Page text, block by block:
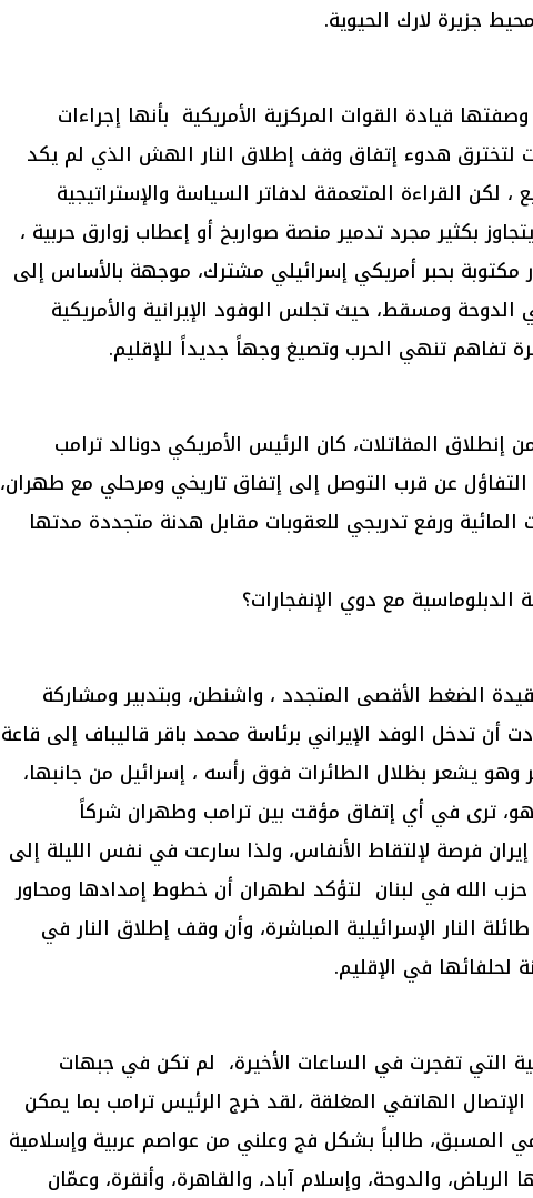
جزيرة لارك الحيوية.
قيادة القوات المركزية الأمريكية بأنها إجراءات
لتخترق هدوء إتفاق وقف إطلاق النار الهش الذي لم يكد
لكن القراءة المتعمقة لدفاتر السياسة والإستراتيجية
بكثير مجرد تدمير منصة صواريخ أو إعطاب زوارق حربية ،
مكتوبة بحبر أمريكي إسرائيلي مشترك، موجهة بالأساس إلى
ومسقط، حيث تجلس الوفود الإيرانية والأمريكية
تفاهم تنهي الحرب وتصيغ وجهاً جديداً للإقليم.
إنطلاق المقاتلات، كان الرئيس الأمريكي دونالد ترامب
التفاؤل عن قرب التوصل إلى إتفاق تاريخي ومرحلي مع طهران،
ورفع تدريجي للعقوبات مقابل هدنة متجددة مدتها
مع دوي الإنفجارات؟
الضغط الأقصى المتجدد ، واشنطن، وبتدبير ومشاركة
أن تدخل الوفد الإيراني برئاسة محمد باقر قاليباف إلى قاعة
يشعر بظلال الطائرات فوق رأسه ، إسرائيل من جانبها،
ترى في أي إتفاق مؤقت بين ترامب وطهران شركاً
إيران فرصة لإلتقاط الأنفاس، ولذا سارعت في نفس الليلة إلى
الله في لبنان لتؤكد لطهران أن خطوط إمدادها ومحاور
النار الإسرائيلية المباشرة، وأن وقف إطلاق النار في
لحلفائها في الإقليم.
التي تفجرت في الساعات الأخيرة، لم تكن في جبهات
الهاتفي المغلقة ،لقد خرج الرئيس ترامب بما يمكن
المسبق، طالباً بشكل فج وعلني من عواصم عربية وإسلامية
والدوحة، وإسلام آباد، والقاهرة، وأنقرة، وعمّان